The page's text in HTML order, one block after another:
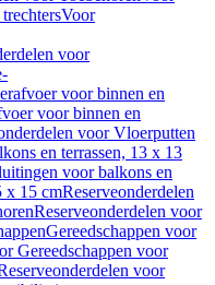
Voor
voor
voor binnen en
voor binnen en
voor Vloerputten
en terrassen, 13 x 13
voor balkons en
x 15 cmReserveonderdelen
Reserveonderdelen voor
Gereedschappen voor
Gereedschappen voor
voor